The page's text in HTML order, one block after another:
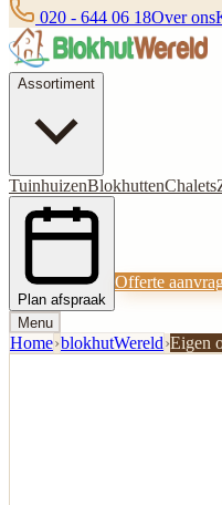
020 - 644 06 18Over ons
Assortiment
TuinhuizenBlokhuttenChalets
Plan afspraak
Offerte
Menu
Home›blokhutWereld›Eigen